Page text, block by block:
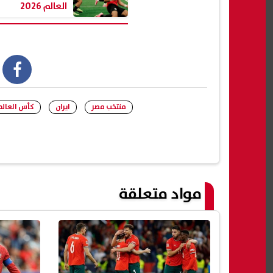
العالم 2026
منتخب مصر ايران كأس العالم
مواد متعلقة